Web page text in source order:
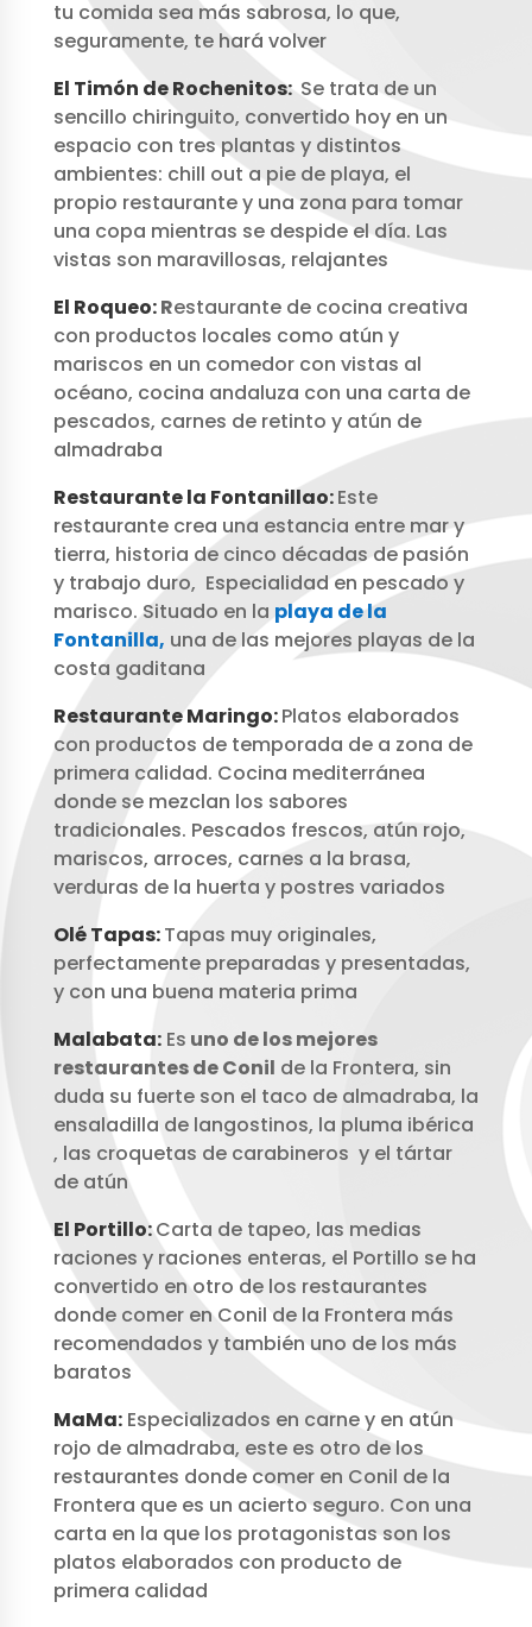
tu comida sea más sabrosa, lo que,
seguramente, te hará volver
El Timón de Rochenitos:Se trata de un
sencillo chiringuito, convertido hoy en un
espacio con tres plantas y distintos
ambientes: chill out a pie de playa, el
propio restaurante y una zona para tomar
una copa mientras se despide el día. Las
vistas son maravillosas, relajantes
El Roqueo:Restaurante de cocina creativa
con productos locales como atún y
mariscos en un comedor con vistas al
océano, cocina andaluza con una carta de
pescados, carnes de retinto y atún de
almadraba
Restaurante la Fontanillao:Este
restaurante crea una estancia entre mar y
tierra, historia de cinco décadas de pasión
y trabajo duro, Especialidad en pescado y
marisco. Situado en la playa de la
Fontanilla, una de las mejores playas de la
costa gaditana
Restaurante Maringo:Platos elaborados
con productos de temporada de a zona de
primera calidad. Cocina mediterránea
donde se mezclan los sabores
tradicionales. Pescados frescos, atún rojo,
mariscos, arroces, carnes a la brasa,
verduras de la huerta y postres variados
Olé Tapas:Tapas muy originales,
perfectamente preparadas y presentadas,
y con una buena materia prima
Malabata:Es uno de los mejores
restaurantes de Conil de la Frontera, sin
duda su fuerte son el taco de almadraba, la
ensaladilla de langostinos, la pluma ibérica
, las croquetas de carabineros y el tártar
de atún
El Portillo:Carta de tapeo, las medias
raciones y raciones enteras, el Portillo se ha
convertido en otro de los restaurantes
donde comer en Conil de la Frontera más
recomendados y también uno de los más
baratos
MaMa:Especializados en carne y en atún
rojo de almadraba, este es otro de los
restaurantes donde comer en Conil de la
Frontera que es un acierto seguro. Con una
carta en la que los protagonistas son los
platos elaborados con producto de
primera calidad